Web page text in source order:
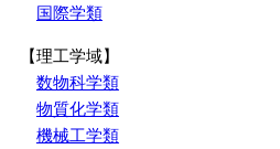
国際学類
【理工学域】
数物科学類
物質化学類
機械工学類